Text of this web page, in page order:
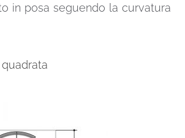
in posa seguendo la curvatura